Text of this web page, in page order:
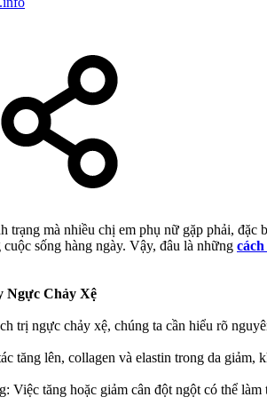
trạng mà nhiều chị em phụ nữ gặp phải,
sống hàng ngày. Vậy, đâu là những
Ngực Chảy Xệ
trị ngực chảy xệ, chúng ta cần hiểu rõ
tăng lên, collagen và elastin trong da giảm,
Việc tăng hoặc giảm cân đột ngột có thể